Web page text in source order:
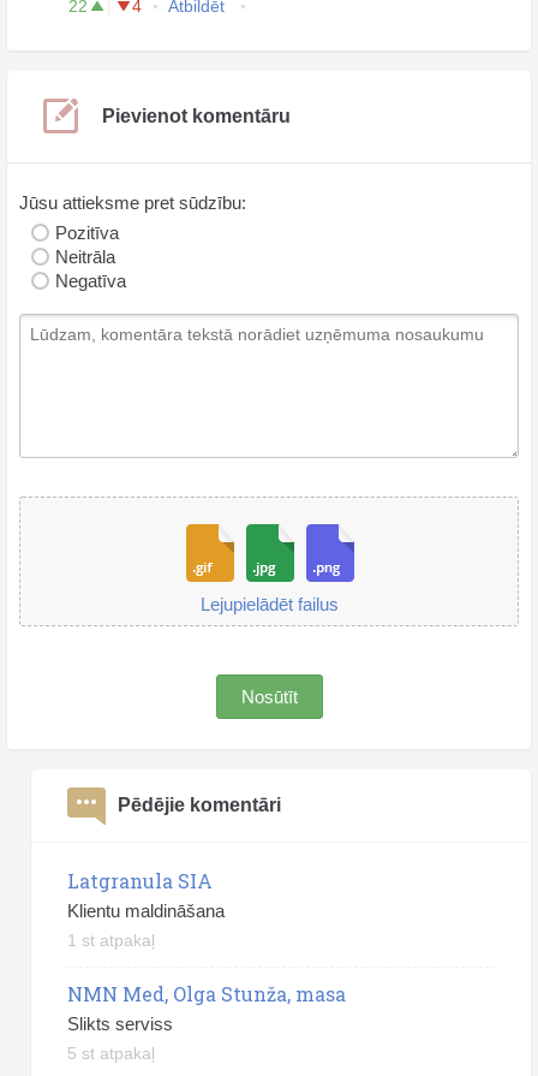
22 4 Atbildēt
Pievienot komentāru
Jūsu attieksme pret sūdzību:
Pozitīva
Neitrāla
Negatīva
Lejupielādēt failus
Nosūtīt
Pēdējie komentāri
Latgranula SIA
Klientu maldināšana
1 st atpakaļ
NMN Med, Olga Stunža, masa
Slikts serviss
5 st atpakaļ